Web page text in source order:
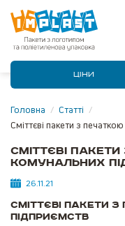
ЦІНИ
Головна / Статті /
Сміттєві пакети з
Сміттєві
комунальних
26.11.21
Сміттєві пакети
підприємств